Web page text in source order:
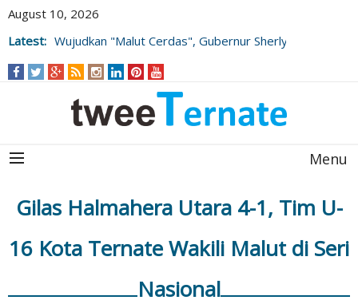
August 10, 2026
Latest: Wujudkan "Malut Cerdas", Gubernur Sherly
Pengembangan SDM
Menu
Gilas Halmahera Utara 4-1, Tim U-
16 Kota Ternate Wakili Malut di Seri
Nasional